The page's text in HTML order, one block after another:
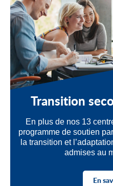
Transition
En plus de nos 13
programme de soutien
la transition et
admises au
En